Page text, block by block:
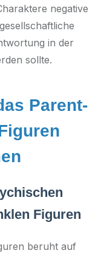
negative
in der
sollte.
Parent-
Figuren
beruht auf